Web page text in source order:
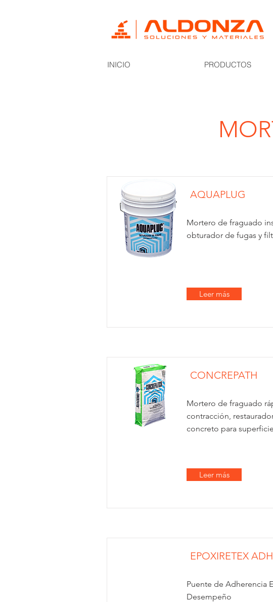
INICIO PRODUCTOS
AQUAPLUG
Mortero de fraguado
obturador de fugas y
Leer más
CONCREPATH
Mortero de fraguado
contracción,
concreto para
Leer más
EPOXIRETEX
Puente de Adherencia
Desempeño